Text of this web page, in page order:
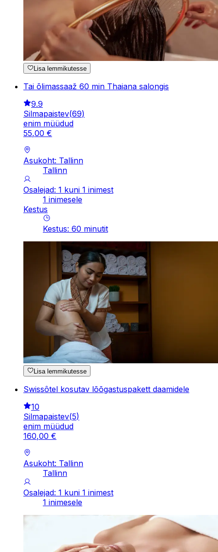
Lisa lemmikutesse
Tai õlimassaaž 60 min Thaiana salongis
9.9
Silmapaistev(69)
enim müüdud
55,00 €
Asukoht: Tallinn
Tallinn
Osalejad: 1 kuni 1 inimest
1 inimesele
Kestus
Kestus: 60 minutit
Lisa lemmikutesse
Swissôtel kosutav lõõgastuspakett daamidele
10
Silmapaistev(5)
enim müüdud
160,00 €
Asukoht: Tallinn
Tallinn
Osalejad: 1 kuni 1 inimest
1 inimesele